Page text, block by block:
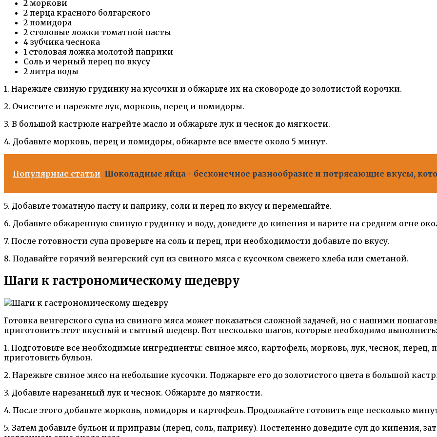
2 моркови
2 перца красного болгарского
2 помидора
2 столовые ложки томатной пасты
4 зубчика чеснока
1 столовая ложка молотой паприки
Соль и черный перец по вкусу
2 литра воды
1. Нарежьте свиную грудинку на кусочки и обжарьте их на сковороде до золотистой корочки.
2. Очистите и нарежьте лук, морковь, перец и помидоры.
3. В большой кастрюле нагрейте масло и обжарьте лук и чеснок до мягкости.
4. Добавьте морковь, перец и помидоры, обжарьте все вместе около 5 минут.
Популярные статьи Шоколадные яйца - бесконечное разнообразие и потрясающие вкусы,
5. Добавьте томатную пасту и паприку, соли и перец по вкусу и перемешайте.
6. Добавьте обжаренную свиную грудинку и воду, доведите до кипения и варите на среднем огне
7. После готовности супа проверьте на соль и перец, при необходимости добавьте по вкусу.
8. Подавайте горячий венгерский суп из свиного мяса с кусочком свежего хлеба или сметаной.
Шаги к гастрономическому шедевру
Готовка венгерского супа из свиного мяса может показаться сложной задачей, но с нашими
приготовить этот вкусный и сытный шедевр. Вот несколько шагов, которые необходимо выполнить:
1. Подготовьте все необходимые ингредиенты: свиное мясо, картофель, морковь, лук, чеснок, перец,
приготовить бульон.
2. Нарежьте свиное мясо на небольшие кусочки. Поджарьте его до золотистого цвета в большой
3. Добавьте нарезанный лук и чеснок. Обжарьте до мягкости.
4. После этого добавьте морковь, помидоры и картофель. Продолжайте готовить еще несколько
5. Затем добавьте бульон и приправы (перец, соль, паприку). Постепенно доведите суп до кипения,